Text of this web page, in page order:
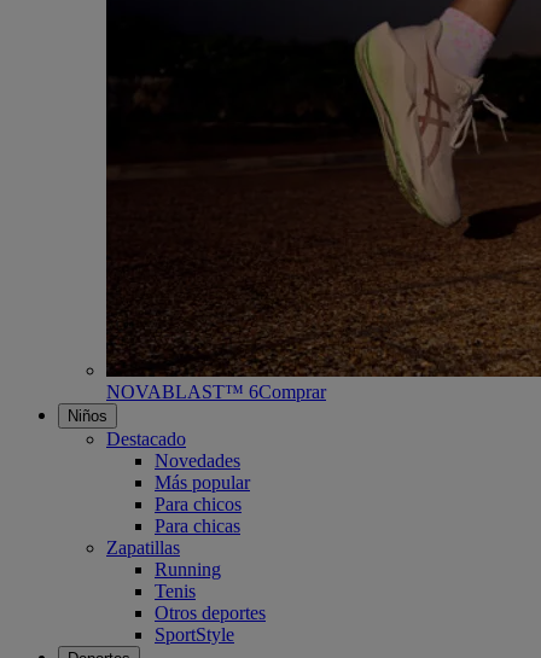
NOVABLAST™ 6Comprar
Niños
Destacado
Novedades
Más popular
Para chicos
Para chicas
Zapatillas
Running
Tenis
Otros deportes
SportStyle